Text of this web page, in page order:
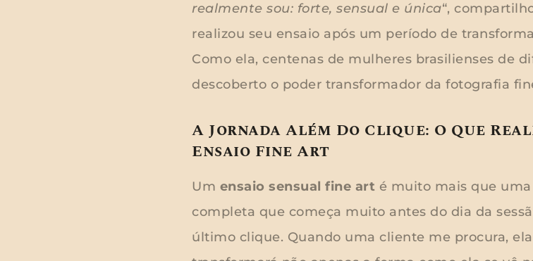
realmente sou: forte, sensual e única“,
realizou seu ensaio após um período de
Como ela, centenas de mulheres brasilienses de
descoberto o poder transformador da fotografia
A Jornada Além Do Clique: O Que
Ensaio Fine Art
Um ensaio sensual fine art é muito mais que uma
completa que começa muito antes do dia da
último clique. Quando uma cliente me procura,